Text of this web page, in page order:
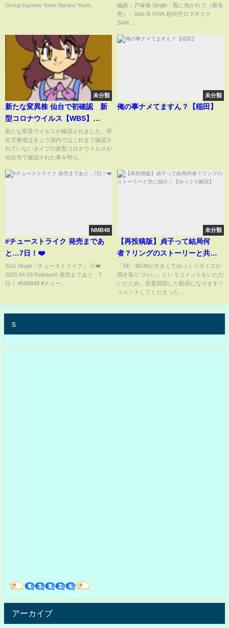
Group Kazeno Youni Sorano Youni...
編曲：戸塚修 Single「風に抱かれて（椎名
恵）」Side-B /OVA 超時空ロマネスク
SAM...
未分類
新たな変異株 仙台で初確認 新
型コロナウイルス【WBS】
（2022年4月28日）
新たな変異ウイルスが確認されました。厚
生労働省はきょう国内ではこれまで確認さ
れていないタイプの新型コロナウイルスが
仙台市で確認された事を明ら...
未分類
俺の事ナメてますん？【稲田】
NMB48
#チューストライク 発売まであ
と…7日！❤️
31st Single『チューストライク』 ⚾️❤️
2025.04.09 Release!! 発売まであと‥7
日！ #NMB48 #チュー...
未分類
【再投稿版】貞子って結局何
者？リングのストーリーと共に
紹介！【ゆっくり解説】
「SE・BGMが大きくてゆっくりボイスが
聞き取りづらい」というコメントをいただ
いたため、音量調節した動画になります！
コメントしてくださった...
s
アーカイブ